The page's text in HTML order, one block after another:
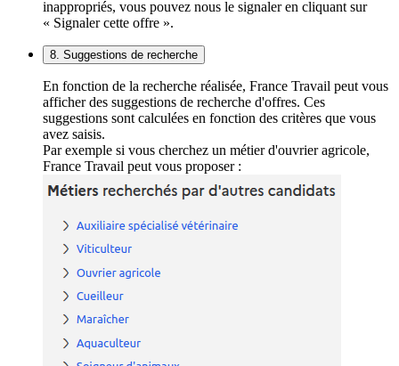
inappropriés, vous pouvez nous le signaler en cliquant sur
« Signaler cette offre ».
8. Suggestions de recherche
En fonction de la recherche réalisée, France Travail peut vous
afficher des suggestions de recherche d'offres. Ces
suggestions sont calculées en fonction des critères que vous
avez saisis.
Par exemple si vous cherchez un métier d'ouvrier agricole,
France Travail peut vous proposer :